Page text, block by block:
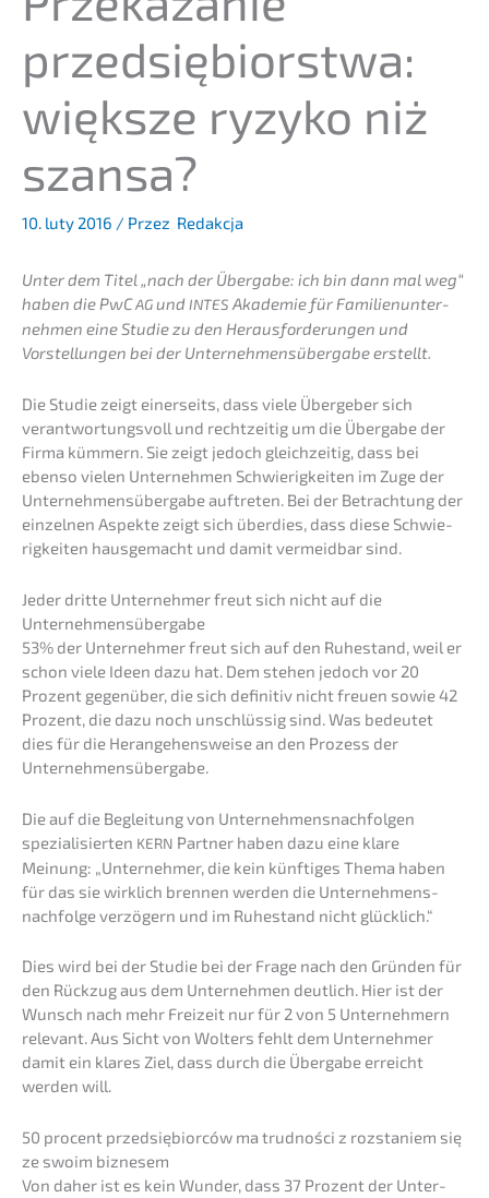
przedsię­bi­orst­wa:
więks­ze ryzyko niż
szansa?
10. luty 2016 / Przez Redakcja
Unter dem Titel „nach der Überga­be: ich bin dann mal weg“
haben die PwCAGund INTES Akade­mie für Famili­en­un­ter­
neh­men eine Studie zu den Heraus­for­de­run­gen und
Vorstel­lun­gen bei der Unter­neh­mens­über­ga­be erstellt.
Die Studie zeigt einer­seits, dass viele Überge­ber sich
verant­wor­tungs­voll und recht­zei­tig um die Überga­be der
Firma kümmern. Sie zeigt jedoch gleich­zei­tig, dass bei
ebenso vielen Unter­neh­men Schwie­rig­kei­ten im Zuge der
Unter­neh­mens­über­ga­be auftre­ten. Bei der Betrach­tung der
einzel­nen Aspek­te zeigt sich überdies, dass diese Schwie­
rig­kei­ten hausge­macht und damit vermeid­bar sind.
Jeder dritte Unter­neh­mer freut sich nicht auf die
Unternehmensübergabe
53% der Unter­neh­mer freut sich auf den Ruhestand, weil er
schon viele Ideen dazu hat. Dem stehen jedoch vor 20
Prozent gegen­über, die sich defini­tiv nicht freuen sowie 42
Prozent, die dazu noch unschlüs­sig sind. Was bedeu­tet
dies für die Heran­ge­hens­wei­se an den Prozess der
Unternehmensübergabe.
Die auf die Beglei­tung von Unter­neh­mens­nach­fol­gen
spezia­li­sier­ten KERN Partner haben dazu eine klare
Meinung: „Unter­neh­mer, die kein künfti­ges Thema haben
für das sie wirklich brennen werden die Unternehmens­
nachfolge verzö­gern und im Ruhestand nicht glücklich.“
Dies wird bei der Studie bei der Frage nach den Gründen für
den Rückzug aus dem Unter­neh­men deutlich. Hier ist der
Wunsch nach mehr Freizeit nur für 2 von 5 Unter­neh­mern
relevant. Aus Sicht von Wolters fehlt dem Unter­neh­mer
damit ein klares Ziel, dass durch die Überga­be erreicht
werden will.
50 procent przedsię­bi­or­ców ma trudności z rozsta­niem się
ze swoim biznesem
Von daher ist es kein Wunder, dass 37 Prozent der Unter­